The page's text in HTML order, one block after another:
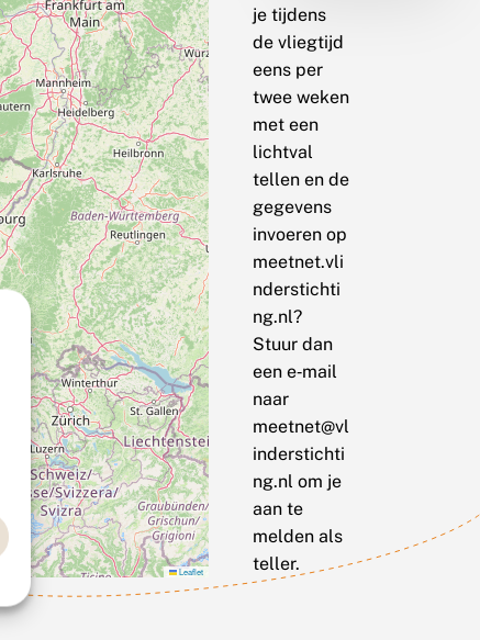
Leaflet
je tijdens
de vliegtijd
eens per
twee weken
met een
lichtval
tellen en de
gegevens
invoeren op
meetnet.vli
nderstichti
ng.nl?
Stuur dan
een e‑mail
naar
meetnet@vl
inderstichti
ng.nl om je
aan te
melden als
teller.